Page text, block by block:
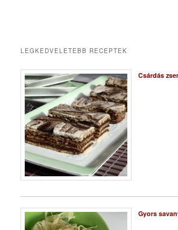
LEGKEDVELETEBB RECEPTEK
Csárdás
Gyors